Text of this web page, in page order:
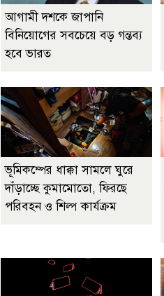
আগামী দশকে জাপানি
বিনিয়োগের সবচেয়ে বড় গন্তব্য
হবে ভারত
ভূমিকম্পের ধাক্কা সামলে ঘুরে
দাঁড়াচ্ছে কুমামোতো, ফিরছে
পরিবহন ও শিল্প কার্যক্রম